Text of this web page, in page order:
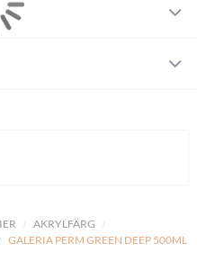
AKRYLFÄRG
GALERIA PERM GREEN DEEP 500ML